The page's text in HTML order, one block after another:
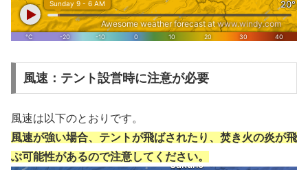
風速：テント設営時に注意が必要
風速は以下のとおりです。
風速が強い場合、テントが飛ばされたり、焚き火の炎が飛
ぶ可能性があるので注意してください。